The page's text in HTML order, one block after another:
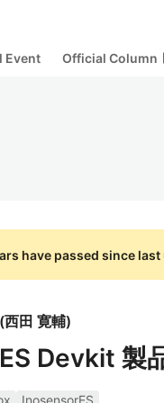
Event Official Column
have passed since last
(西田 寛輔)
Devkit 製
InosensorES